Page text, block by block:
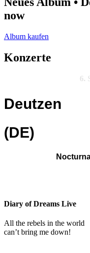
now
Album kaufen
Konzerte
6.
Deutzen
(DE)
Diary of Dreams Live
All the rebels in the world
can’t bring me down!